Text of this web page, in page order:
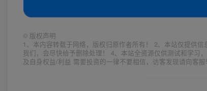
© 版权声明
1、本内容转载于网络，版权归原作者所有！ 2、本站仅提供
我们，会尽快给予删除处理！ 4、本站全资源仅供测试和学习
及自身权益/利益 需要投资的一律不要相信，访客发现请向客